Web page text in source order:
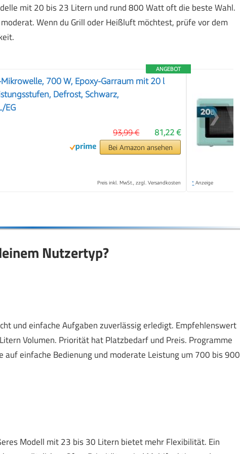
mit 20 bis 23 Litern und rund 800 Watt oft die beste Wahl.
Wenn du Grill oder Heißluft möchtest, prüfe vor dem
ANGEBOT
700 W, Epoxy-Garraum mit 20 l
Defrost, Schwarz,
EG
81,22 €
93,99 €
Bei Amazon ansehen
Preis inkl. MwSt., zzgl. Versandkosten * Anzeige
❯
Nutzertyp?
und einfache Aufgaben zuverlässig erledigt. Empfehlenswert
Volumen. Priorität hat Platzbedarf und Preis. Programme
einfache Bedienung und moderate Leistung um 700 bis 900
Modell mit 23 bis 30 Litern bietet mehr Flexibilität. Ein